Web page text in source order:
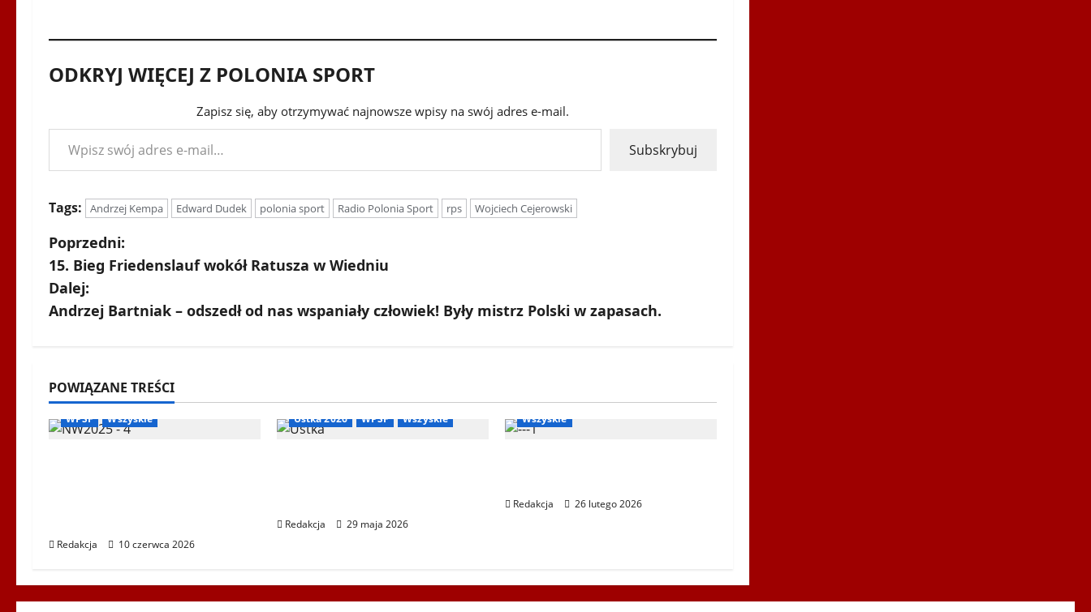
ODKRYJ WIĘCEJ Z POLONIA SPORT
Zapisz się, aby otrzymywać najnowsze wpisy na swój adres e-mail.
Wpisz swój adres e-mail…
Subskrybuj
Tags: Andrzej Kempa Edward Dudek polonia sport Radio Polonia Sport rps Wojciech Cejerowski
Z
o
b
c
z
s
y
Poprzedni:
15. Bieg Friedenslauf wokół Ratusza w Wiedniu
Dalej:
Andrzej Bartniak – odszedł od nas wspaniały człowiek! Były mistrz Polski w zapasach.
POWIĄZANE TREŚCI
Inne
Nordic Walking
Ogłoszenia
WPSF
Wszyskie
Redakcja 10 czerwca 2026
Ustka 2026
WPSF Wszyskie
Redakcja 29 maja 2026
Wszyskie
Redakcja 26 lutego 2026